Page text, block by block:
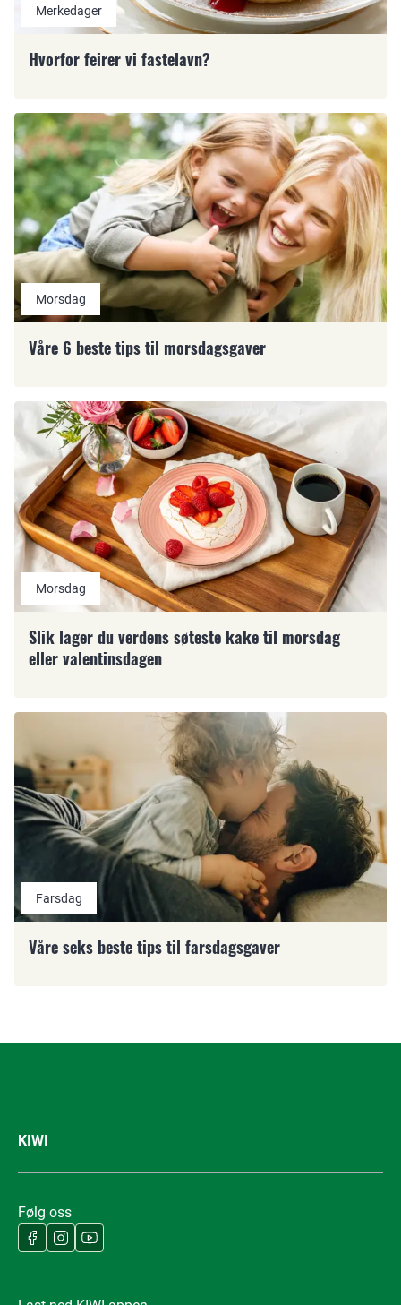
Merkedager
Hvorfor feirer vi fastelavn?
Morsdag
Våre 6 beste tips til morsdagsgaver
Morsdag
Slik lager du verdens søteste kake til morsdag
eller valentinsdagen
Farsdag
Våre seks beste tips til farsdagsgaver
KIWI
Følg oss